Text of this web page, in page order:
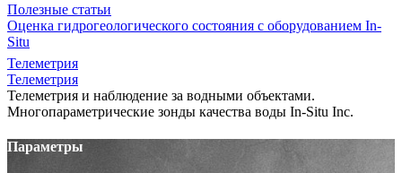
Полезные статьи
Оценка гидрогеологического состояния с оборудованием In-
Situ
Телеметрия
Телеметрия
Телеметрия и наблюдение за водными объектами.
Многопараметрические зонды качества воды In-Situ Inc.
Параметры